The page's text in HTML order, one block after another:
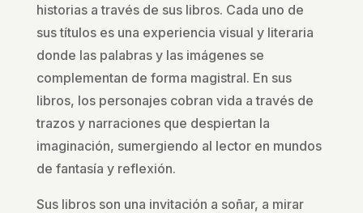
historias a través de sus libros. Cada uno de
sus títulos es una experiencia visual y literaria
donde las palabras y las imágenes se
complementan de forma magistral. En sus
libros, los personajes cobran vida a través de
trazos y narraciones que despiertan la
imaginación, sumergiendo al lector en mundos
de fantasía y reflexión.
Sus libros son una invitación a soñar, a mirar